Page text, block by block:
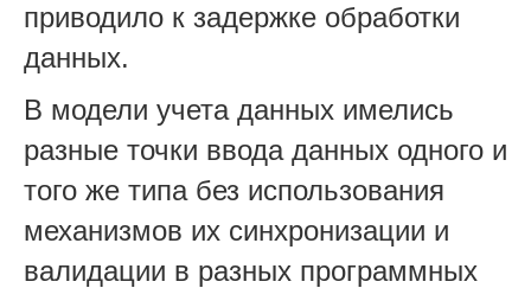
приводило к задержке обработки
данных.
В модели учета данных имелись
разные точки ввода данных одного и
того же типа без использования
механизмов их синхронизации и
валидации в разных программных